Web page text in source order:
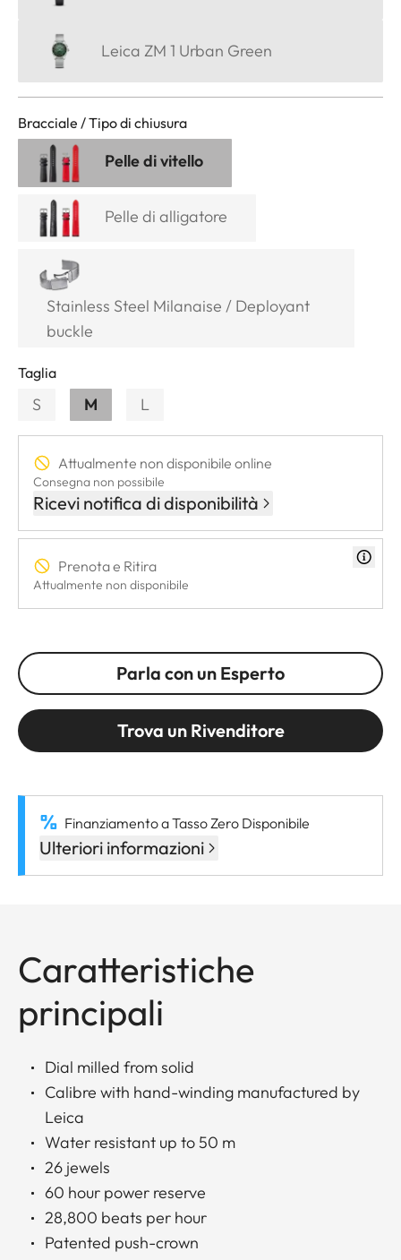
Leica ZM 1 Urban Green
Bracciale / Tipo di chiusura
Pelle di vitello
Pelle di alligatore
Stainless Steel Milanaise / Deployant
buckle
Taglia
S M L
Attualmente non disponibile online
Consegna non possibile
Ricevi notifica di disponibilità
Prenota e Ritira
Attualmente non disponibile
Parla con un Esperto
Trova un Rivenditore
Finanziamento a Tasso Zero Disponibile
Ulteriori informazioni
Caratteristiche
principali
Dial milled from solid
Calibre with hand-winding manufactured by
Leica
Water resistant up to 50 m
26 jewels
60 hour power reserve
28,800 beats per hour
Patented push-crown